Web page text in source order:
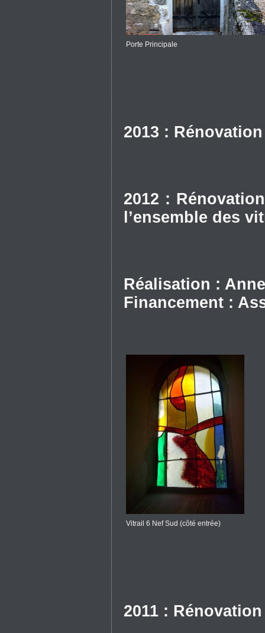
Porte Principale
2013 :
2012 :
l’ensemble des
Réalisation :
Financement :
Vitrail 6 Nef Sud (côté entrée)
2011 :